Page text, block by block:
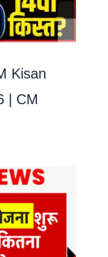
Kisan
| CM